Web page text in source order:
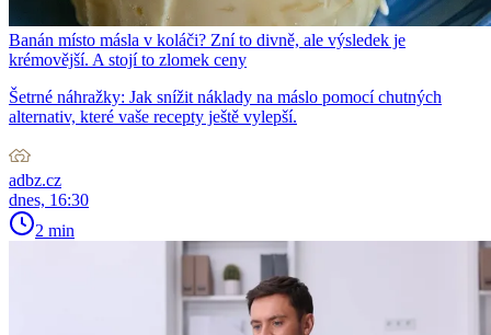
Banán místo másla v koláči? Zní to divně, ale výsledek je
krémovější. A stojí to zlomek ceny
Šetrné náhražky: Jak snížit náklady na máslo pomocí chutných
alternativ, které vaše recepty ještě vylepší.
adbz.cz
dnes, 16:30
2 min